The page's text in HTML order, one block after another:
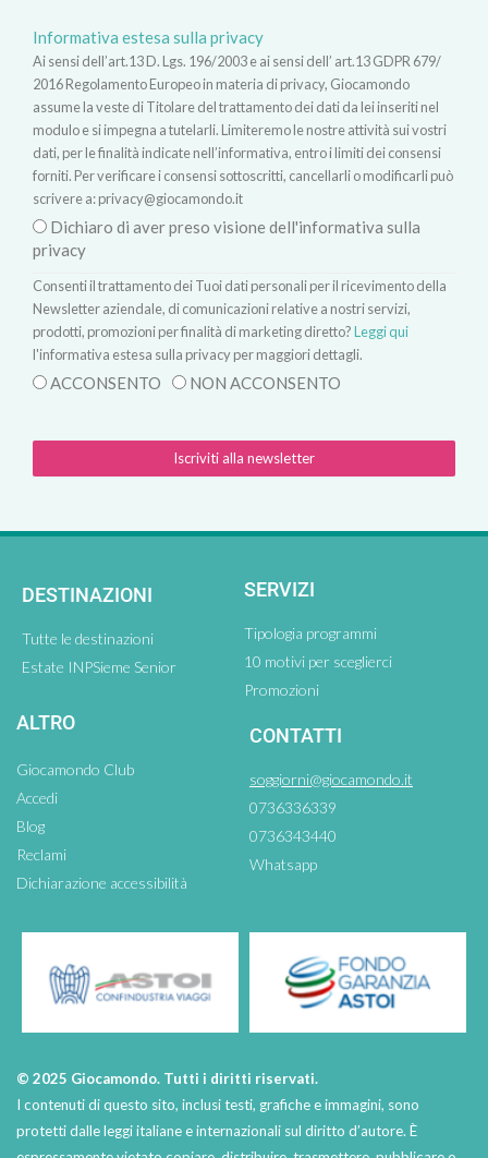
Informativa estesa sulla privacy
Ai sensi dell’art.13 D. Lgs. 196/2003 e ai sensi dell’ art.13 GDPR 679/
2016 Regolamento Europeo in materia di privacy, Giocamondo
assume la veste di Titolare del trattamento dei dati da lei inseriti nel
modulo e si impegna a tutelarli. Limiteremo le nostre attività sui vostri
dati, per le finalità indicate nell’informativa, entro i limiti dei consensi
forniti. Per verificare i consensi sottoscritti, cancellarli o modificarli può
scrivere a:privacy@giocamondo.it
Dichiaro di aver preso visione dell'informativa sulla
privacy
Consenti il trattamento dei Tuoi dati personali per il ricevimento della
Newsletter aziendale, di comunicazioni relative a nostri servizi,
prodotti, promozioni per finalità di marketing diretto?Leggi qui
l'informativa estesa sulla privacy per maggiori dettagli.
ACCONSENTO NON ACCONSENTO
Iscriviti alla newsletter
DESTINAZIONI
Tutte le destinazioni
Estate INPSieme Senior
SERVIZI
Tipologia programmi
10 motivi per sceglierci
Promozioni
ALTRO
Giocamondo Club
Accedi
Blog
Reclami
Dichiarazione accessibilità
CONTATTI
soggiorni@giocamondo.it
0736336339
0736343440
Whatsapp
© 2025 Giocamondo. Tutti i diritti riservati.
I contenuti di questo sito, inclusi testi, grafiche e immagini, sono
protetti dalle leggi italiane e internazionali sul diritto d’autore. È